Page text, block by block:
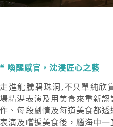
喚醒感官，沈浸匠心之藝
走進龍騰碧珠洞,不只單純欣
場精湛表演及用美食來重新
作、每段劇情及每道美食都
表演及嚐遍美食後，腦海中一